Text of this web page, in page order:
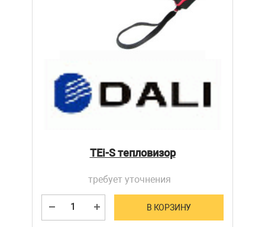
TEi-S тепловизор
требует уточнения
В КОРЗИНУ